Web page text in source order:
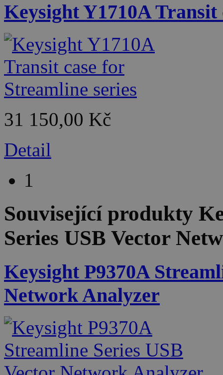
Keysight Y1710A Transit
31 150,00 Kč
Detail
1
Související produkty
Series USB Vector
Keysight P9370A
Network Analyzer